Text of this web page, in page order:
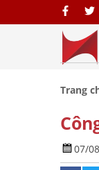
Trang
07/